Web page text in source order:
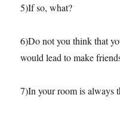
5)If so, what?
6)Do not you think that
would lead to make
7)In your room is always